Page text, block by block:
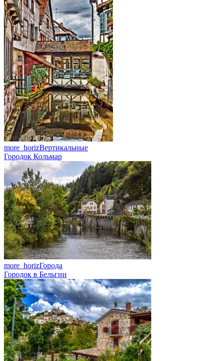
more_horizВертикальные
Городок Кольмар
more_horizГорода
Городок в Бельгии